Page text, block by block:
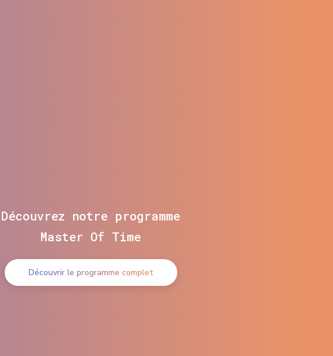
Découvrez notre programme
Master Of Time
Découvrir le programme complet